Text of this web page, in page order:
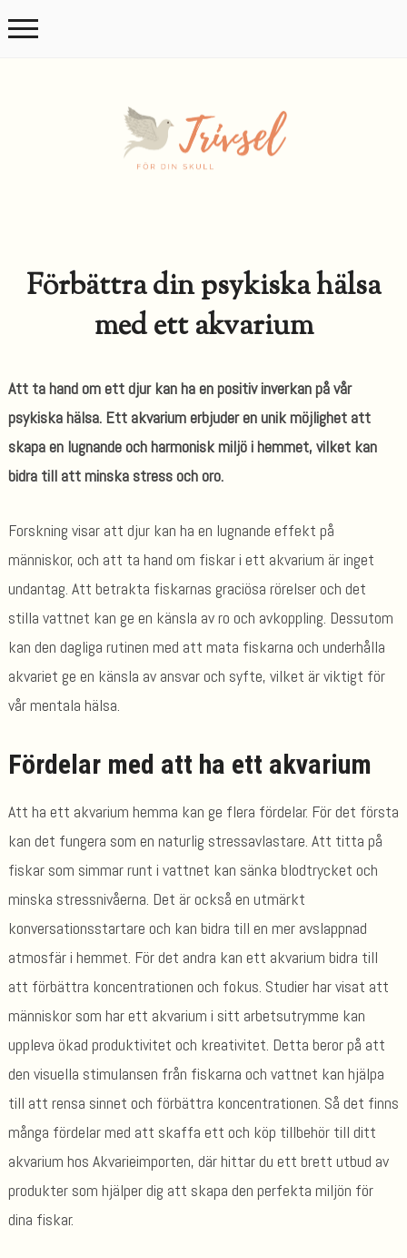
Förbättra din psykiska hälsa
med ett akvarium
Att ta hand om ett djur kan ha en positiv inverkan på vår
psykiska hälsa. Ett akvarium erbjuder en unik möjlighet att
skapa en lugnande och harmonisk miljö i hemmet, vilket kan
bidra till att minska stress och oro.
Forskning visar att djur kan ha en lugnande effekt på
människor, och att ta hand om fiskar i ett akvarium är inget
undantag. Att betrakta fiskarnas graciösa rörelser och det
stilla vattnet kan ge en känsla av ro och avkoppling. Dessutom
kan den dagliga rutinen med att mata fiskarna och underhålla
akvariet ge en känsla av ansvar och syfte, vilket är viktigt för
vår mentala hälsa.
Fördelar med att ha ett akvarium
Att ha ett akvarium hemma kan ge flera fördelar. För det första
kan det fungera som en naturlig stressavlastare. Att titta på
fiskar som simmar runt i vattnet kan sänka blodtrycket och
minska stressnivåerna. Det är också en utmärkt
konversationsstartare och kan bidra till en mer avslappnad
atmosfär i hemmet. För det andra kan ett akvarium bidra till
att förbättra koncentrationen och fokus. Studier har visat att
människor som har ett akvarium i sitt arbetsutrymme kan
uppleva ökad produktivitet och kreativitet. Detta beror på att
den visuella stimulansen från fiskarna och vattnet kan hjälpa
till att rensa sinnet och förbättra koncentrationen. Så det finns
många fördelar med att skaffa ett och köp tillbehör till ditt
akvarium hos Akvarieimporten, där hittar du ett brett utbud av
produkter som hjälper dig att skapa den perfekta miljön för
dina fiskar.